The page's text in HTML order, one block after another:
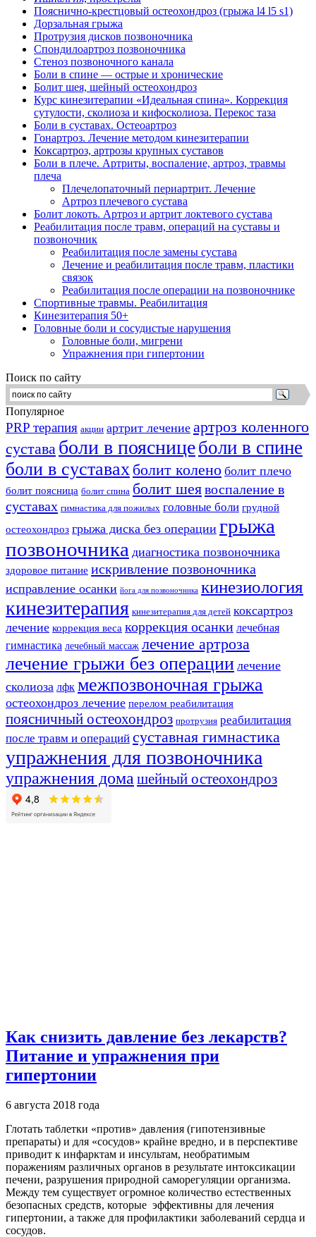
Пояснично-крестцовый остеохондроз (грыжа l4 l5 s1)
Дорзальная грыжа
Протрузия дисков позвоночника
Спондилоартроз позвоночника
Стеноз позвоночного канала
Боли в спине — острые и хронические
Болит шея, шейный остеохондроз
Курс кинезитерапии «Идеальная спина». Коррекция
сутулости, сколиоза и кифосколиоза. Перекос таза
Боли в суставах. Остеоартроз
Гонартроз. Лечение методом кинезитерапии
Коксартроз, артрозы крупных суставов
Боли в плече. Артриты, воспаление, артроз, травмы
плеча
Плечелопаточный периартрит. Лечение
Артроз плечевого сустава
Болит локоть. Артроз и артрит локтевого сустава
Реабилитация после травм, операций на суставы и
позвоночник
Реабилитация после замены сустава
Лечение и реабилитация после травм, пластики
связок
Реабилитация после операции на позвоночнике
Спортивные травмы. Реабилитация
Кинезитерапия 50+
Головные боли и сосудистые нарушения
Головные боли, мигрени
Упражнения при гипертонии
Поиск по сайту
Популярное
PRP терапия акции артрит лечение артроз коленного
сустава боли в поясницеболи в спине
боли в суставах болит колено болит плечо
болит поясница болит спина болит шеявоспаление в
суставах гимнастика для пожилых головные боли грудной
остеохондроз грыжа диска без операции грыжа
позвоночника диагностика позвоночника
здоровое питание искривление позвоночника
исправление осанки йога для позвоночника кинезиология
кинезитерапия кинезитерапия для детей коксартроз
лечение коррекция веса коррекция осанки лечебная
гимнастика лечебный массаж лечение артроза
лечение грыжи без операции лечение
сколиоза лфк межпозвоночная грыжа
остеохондроз лечение перелом реабилитация
поясничный остеохондроз протрузия реабилитация
после травм и операций суставная гимнастика
упражнения для позвоночника
упражнения дома шейный остеохондроз
Как снизить давление без лекарств?
Питание и упражнения при
гипертонии
6 августа 2018 года
Глотать таблетки «против» давления (гипотензивные
препараты) и для «сосудов» крайне вредно, и в перспективе
приводит к инфарктам и инсультам, необратимым
поражениям различных органов в результате интоксикации
печени, разрушения природной саморегуляции организма.
Между тем существует огромное количество естественных
безопасных средств, которые эффективны для лечения
гипертонии, а также для профилактики заболеваний сердца и
сосудов.